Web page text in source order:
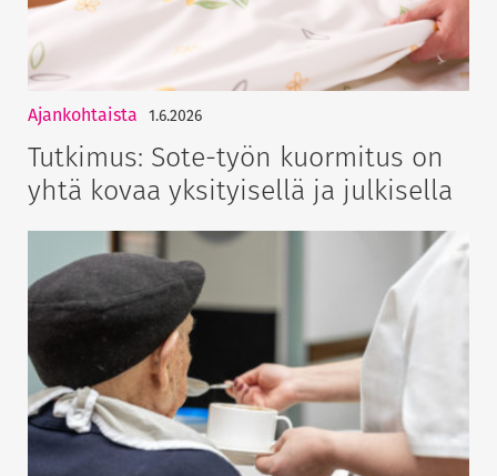
Ajankohtaista 1.6.2026
Tutkimus: Sote-työn kuormitus on
yhtä kovaa yksityisellä ja julkisella